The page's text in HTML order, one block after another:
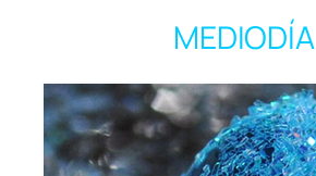
MEDIODÍA